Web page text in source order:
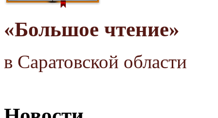
«Большое чтение»
в Саратовской области